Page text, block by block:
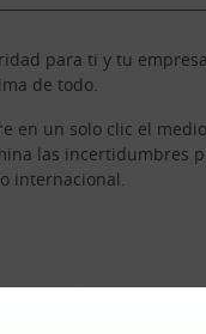
para ti y tu
de todo.
en un solo clic el
las incertidumbres
internacional.